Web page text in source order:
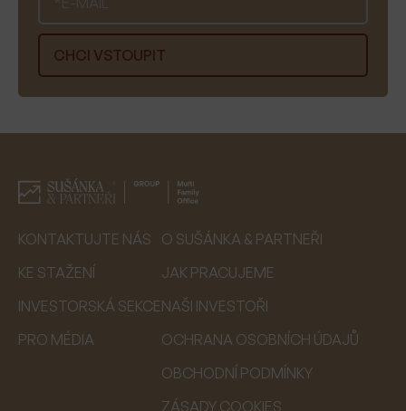
KONTAKTUJTE NÁS
KE STAŽENÍ
INVESTORSKÁ SEKCE
PRO MÉDIA
O SUŠÁNKA & PARTNEŘI
JAK PRACUJEME
NAŠI INVESTOŘI
OCHRANA OSOBNÍCH ÚDAJŮ
OBCHODNÍ PODMÍNKY
ZÁSADY COOKIES